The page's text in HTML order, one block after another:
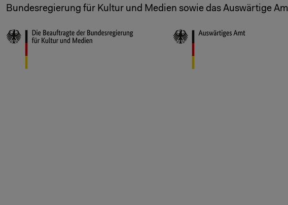
Bundesregierung für Kultur und Medien sowie das Auswärtige